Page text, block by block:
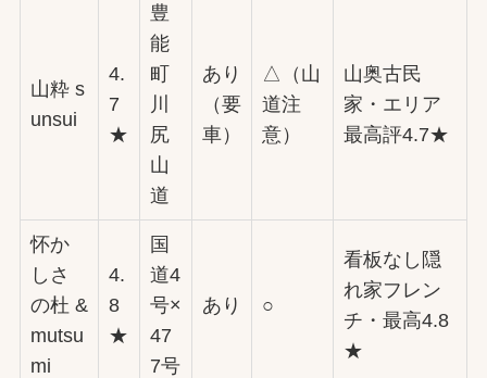
山粋 s
unsui
4.
7
★
豊
能
町
川
尻
山
道
あり
（要
車）
△（山
道注
意）
山奥古民
家・エリア
最高評4.7★
怀か
しさ
の杜 &
mutsu
mi
4.
8
★
国
道4
号×
47
7号
あり ○
看板なし隠
れ家フレン
チ・最高4.8
★